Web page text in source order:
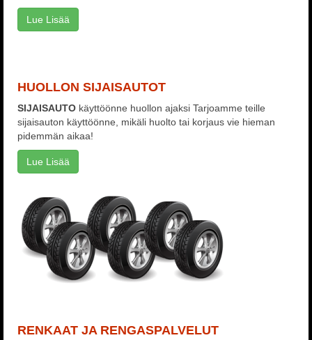
Lue Lisää
HUOLLON SIJAISAUTOT
SIJAISAUTO käyttöönne huollon ajaksi Tarjoamme teille
sijaisauton käyttöönne, mikäli huolto tai korjaus vie hieman
pidemmän aikaa!
Lue Lisää
RENKAAT JA RENGASPALVELUT